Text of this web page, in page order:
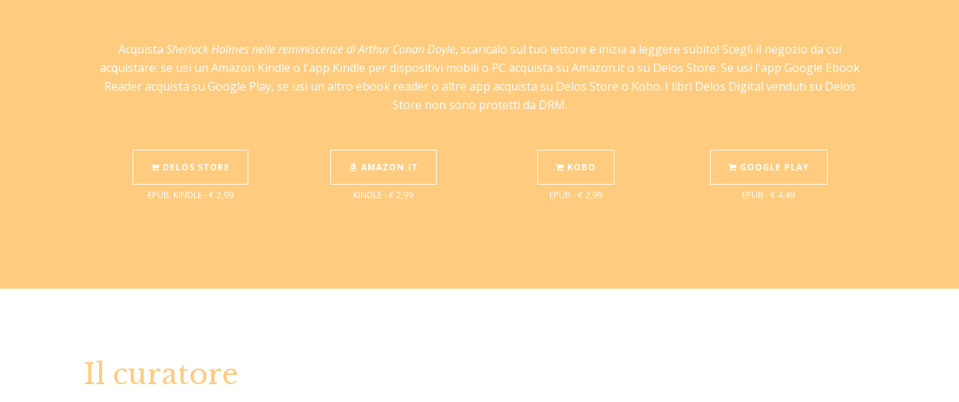
Acquista Sherlock Holmes nelle reminiscenze di Arthur Conan Doyle, scaricalo sul tuo lettore e inizia a leggere subito! Scegli il negozio da cui
acquistare: se usi un Amazon Kindle o l'app Kindle per dispositivi mobili o PC acquista su Amazon.it o su Delos Store. Se usi l'app Google Ebook
Reader acquista su Google Play, se usi un altro ebook reader o altre app acquista su Delos Store o Kobo. I libri Delos Digital venduti su Delos
Store non sono protetti da DRM.
DELOS STORE
EPUB, KINDLE - € 2,99
AMAZON.IT
KINDLE - € 2,99
KOBO
EPUB - € 2,99
GOOGLE PLAY
EPUB - € 4,49
Il curatore